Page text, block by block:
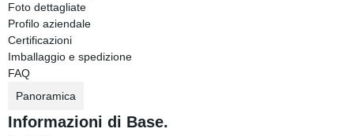
Foto dettagliate
Profilo aziendale
Certificazioni
Imballaggio e spedizione
FAQ
Panoramica
Informazioni di Base.